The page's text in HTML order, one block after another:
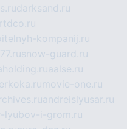
darksand.ru
rtdco.ru
kompanij.ru
snow-guard.ru
aalse.ru
movie-one.ru
andreislyusar.ru
lyubov-i-grom.ru